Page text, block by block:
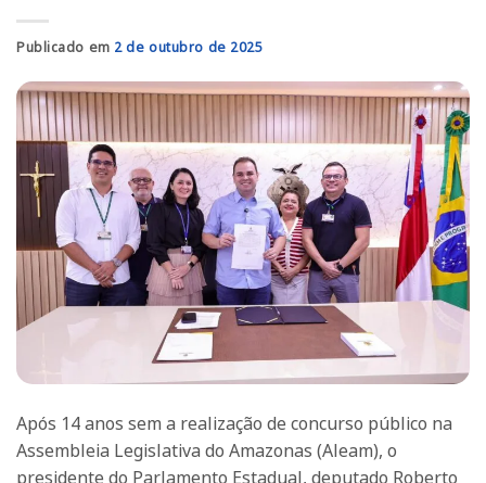
Publicado em 2 de outubro de 2025
Após 14 anos sem a realização de concurso público na
Assembleia Legislativa do Amazonas (Aleam), o
presidente do Parlamento Estadual, deputado Roberto